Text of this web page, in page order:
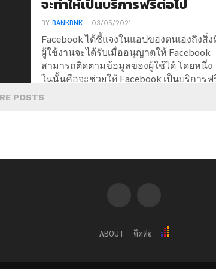
จะทำให้เป็นบริการฟรีต่อไป
BYBANKBNK 03/05/2021
Facebook ได้ชี้แจงในแอปของตนเองถึงสิ่ง
ผู้ใช้งานจะได้รับเมื่ออนุญาตให้ Facebook
สามารถติดตามข้อมูลของผู้ใช้ได้ โดยหนึ่ง
ในนั้นคือจะช่วยให้ Facebook เป็นบริการฟ
POSTS
ABOUT ติดต่อ